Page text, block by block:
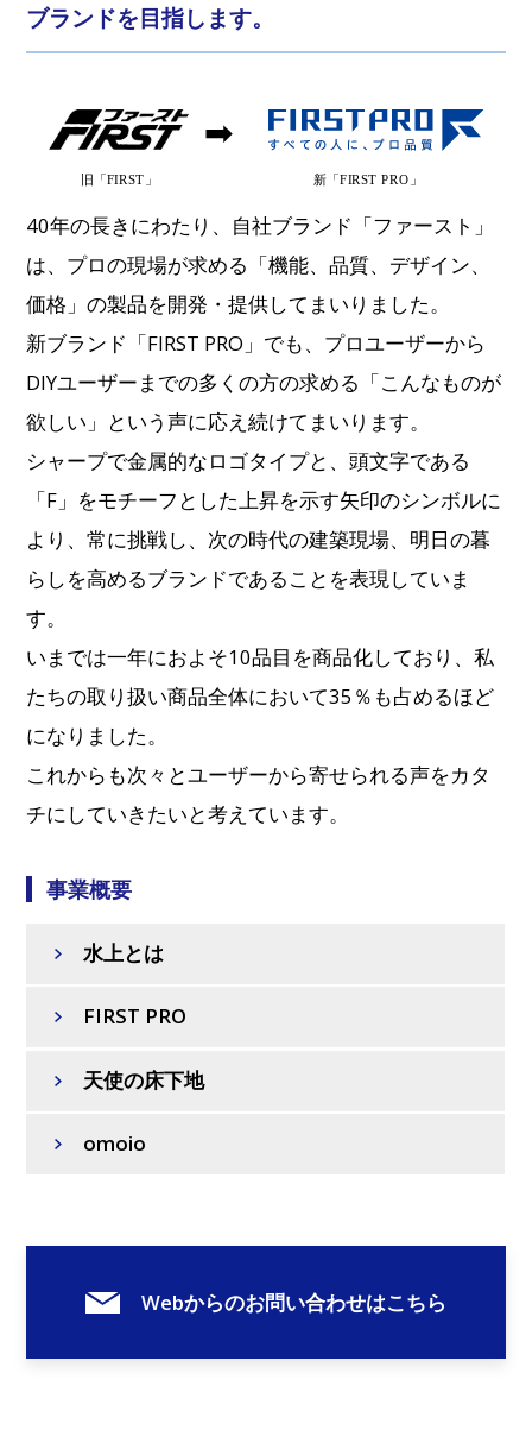
ブランドを目指します。
40年の長きにわたり、自社ブランド「ファースト」
は、プロの現場が求める「機能、品質、デザイン、
価格」の製品を開発・提供してまいりました。
新ブランド「FIRST PRO」でも、プロユーザーから
DIYユーザーまでの多くの方の求める「こんなものが
欲しい」という声に応え続けてまいります。
シャープで金属的なロゴタイプと、頭文字である
「F」をモチーフとした上昇を示す矢印のシンボルに
より、常に挑戦し、次の時代の建築現場、明日の暮
らしを高めるブランドであることを表現していま
す。
いまでは一年におよそ10品目を商品化しており、私
たちの取り扱い商品全体において35％も占めるほど
になりました。
これからも次々とユーザーから寄せられる声をカタ
チにしていきたいと考えています。
事業概要
水上とは
FIRST PRO
天使の床下地
omoio
Webからのお問い合わせはこちら